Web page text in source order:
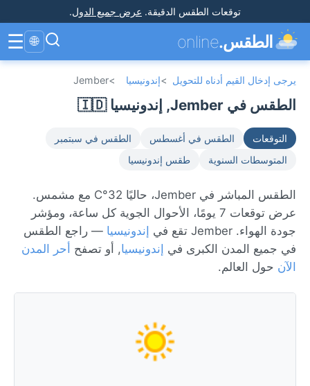
توقعات الطقس الدقيقة. عرض جميع الدول.
الطقس.online
🌐
☰
يرجى إدخال القيم أدناه للتحويل >إندونيسيا >
Jember
الطقس في Jember, إندونيسيا 🇮🇩
التوقعات الطقس في أغسطس
الطقس في سبتمبر
المتوسطات السنوية
طقس إندونيسيا
الطقس المباشر في Jember، حاليًا 32°C مع مشمس.
عرض توقعات 7 يومًا، الأحوال الجوية كل ساعة، ومؤشر
جودة الهواء. Jember تقع في
إندونيسيا — راجع الطقس
في جميع المدن الكبرى في إندونيسيا, أو تصفح أحر المدن
الآن حول العالم.